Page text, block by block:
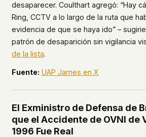
desaparecer. Coulthart agregó: “Hay
Ring, CCTV a lo largo de la ruta que
evidencia de que se haya ido” –
patrón de desaparición sin vigilancia
de la lista.
Fuente: UAP James en X
El Exministro de Defensa de
que el Accidente de OVNI de
1996 Fue Real